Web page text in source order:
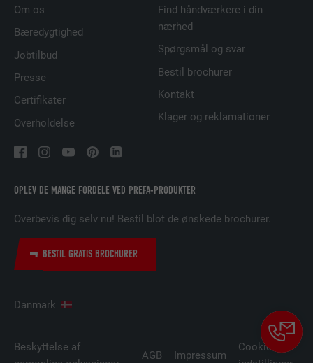
OPLEV DE MANGE FORDELE VED PREFA-PRODUKTER
Overbevis dig selv nu! Bestil blot de ønskede brochurer.
BESTIL GRATIS BROCHURER
Om os
Bæredygtighed
Jobtilbud
Presse
Certifikater
Overholdelse
Find håndværkere i din
nærhed
Spørgsmål og svar
Bestil brochurer
Kontakt
Klager og reklamationer
Danmark
Beskyttelse af
AGB Impressum
Cookie-
UDBYDER
FORLØB
Bruges til at spore besøgende på tværs af
annoncer baseret på den besøgendes
UDBYDER LinkedIn
FORLØB 1 dag
FORMÅL
Bruges af den sociale netværkstjeneste
LinkedIn til at spore brugen af indlejrede